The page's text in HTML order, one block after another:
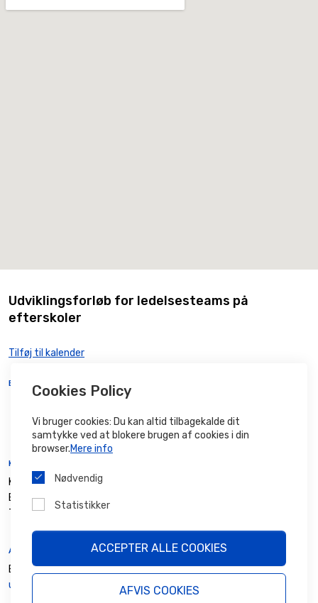
Udviklingsforløb for ledelsesteams på
efterskoler
Tilføj til kalender
BELIGGENHED
Abelonelundvej 40, Strib, Middelfart, 5500, DK
Danmark
KONTAKTPERSON
KirstenAndersen
E-mail:kba@efterskolerne.dk
Telefon:
ARRANGØR
Efterskoleforeningen
udviklingsforlob-for-ledelsesteams-pa-efterskoler
Cookies Policy
Vi bruger cookies: Du kan altid tilbagekalde dit
samtykke ved at blokere brugen af ​​cookies i din
browser.Mere info
Nødvendig
Statistikker
ACCEPTER ALLE COOKIES
AFVIS COOKIES